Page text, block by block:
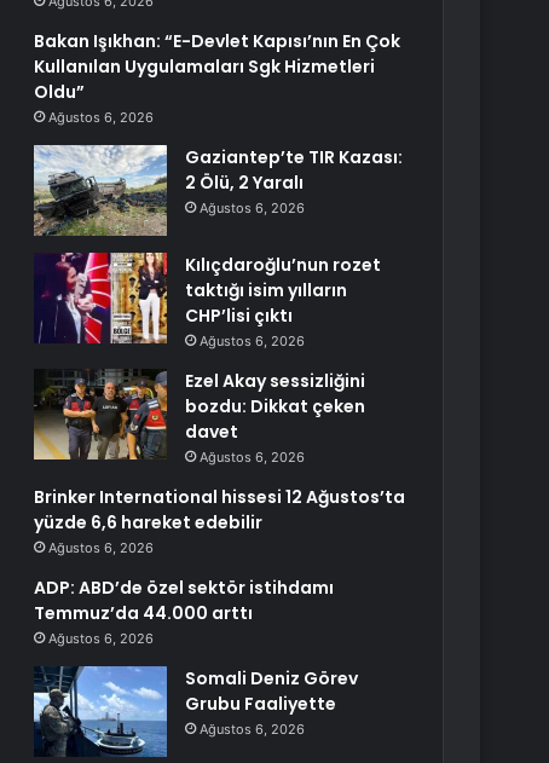
Bakan Işıkhan: “E-Devlet Kapısı’nın En Çok
Kullanılan Uygulamaları Sgk Hizmetleri
Oldu”
Ağustos 6, 2026
Gaziantep’te TIR Kazası:
2 Ölü, 2 Yaralı
Ağustos 6, 2026
Kılıçdaroğlu’nun rozet
taktığı isim yılların
CHP’lisi çıktı
Ağustos 6, 2026
Ezel Akay sessizliğini
bozdu: Dikkat çeken
davet
Ağustos 6, 2026
Brinker International hissesi 12 Ağustos’ta
yüzde 6,6 hareket edebilir
Ağustos 6, 2026
ADP: ABD’de özel sektör istihdamı
Temmuz’da 44.000 arttı
Ağustos 6, 2026
Somali Deniz Görev
Grubu Faaliyette
Ağustos 6, 2026